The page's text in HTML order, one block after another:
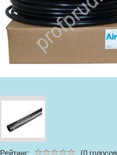
Рейтинг: (0